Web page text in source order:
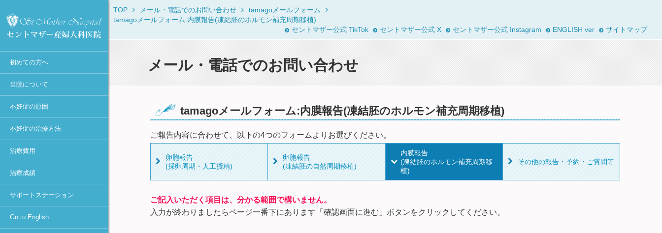
初めての方へ
当院について
不妊症の原因
不妊症の治療方法
治療費用
治療成績
サポートステーション
Go to English
セントマザー産婦人科医院に
ついて
初診Q&A
遠距離から通院される方へ
当院からのお知らせ
診療時間・診療科目
年間予定
アクセス
当院主催のセミナー
メディア報道・不妊治療最前
線
診療情報の研究利用に関する
お知らせ（オプトアウト）
医療情報・システム基盤整備
不妊症の原因一覧
月経異常・排卵障害
高齢・卵子の老化
感染症（女性）
卵管閉塞
卵管周囲癒着
子宮筋腫
子宮内膜症（卵巣嚢腫）
多嚢胞性卵巣(PCOとPCOS)・
卵巣過剰刺激症候群(OHSS)
不育症・流産を繰り返す
不妊症の治療方法一覧
不妊症の検査一覧
カウフマン療法・
ホルモン療法
人工授精
採卵～体外受精or顕微授精
～胚移植
ピエゾICSI
-顕微授精法の改良-
凍結胚移植
卵管内移植
-着床を助けるために-
保険・消費税について
初診時
男性の検査・精子凍結
人工授精（AIH）
凍結保存更新料
不育症の検査・治療
妊娠後の検査
着床前診断
カウンセリング
IVF・ICSI・凍結胚移植におけ
る臨床成績
40歳以上の凍結胚移植での臨
MESAとMicro-TESEの臨床成
績
当院における卵子提供の現況
治療体験者との相談窓口
不妊カウンセリング in東京
助成金の申請方法
不妊Q&A
Overview
ROSI
Typical Treatment
PGD / PGS
TOP メール・電話でのお問い合わせ
tamagoメールフォーム
tamagoメールフォーム:内膜報告(凍結胚のホルモン補充周期移植)
セントマザー公式 TikTok
セントマザー公式 X セントマザー公式 Instagram ENGLISH ver サイトマップ
メール・電話でのお問い合わせ
tamagoメールフォーム:内膜報告(凍結胚のホルモン補充周期移植)
ご報告内容に合わせて、以下の4つのフォームよりお選びください。
卵胞報告
(採卵周期・人工授精)
卵胞報告
(凍結胚の自然周期移植)
内膜報告
(凍結胚のホルモン補充周期移
植)
その他の報告・予約・ご質問等
ご記入いただく項目は、分かる範囲で構いません。
入力が終わりましたらページ一番下にあります「確認画面に進む」ボタンをクリックしてください。